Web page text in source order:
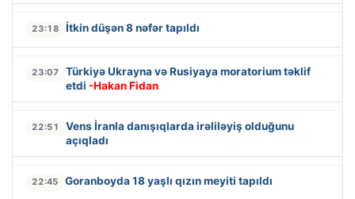
23:18 İtkin düşən 8 nəfər tapıldı
23:07
Türkiyə Ukrayna və Rusiyaya moratorium təklif
etdi -Hakan Fidan
22:51
Vens İranla danışıqlarda irəliləyiş olduğunu
açıqladı
22:45 Goranboyda 18 yaşlı qızın meyiti tapıldı